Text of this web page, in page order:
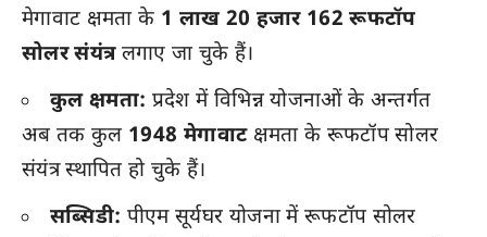
मेगावाट क्षमता के 1 लाख 20 हजार 162 रूफटॉप
सोलर संयंत्रलगाए जा चुके हैं।
कुल क्षमता: प्रदेश में विभिन्न योजनाओं के अन्तर्गत
अब तक कुल 1948 मेगावाटक्षमता के रूफटॉप सोलर
संयंत्र स्थापित हो चुके हैं।
सब्सिडी: पीएम सूर्यघर योजना में रूफटॉप सोलर